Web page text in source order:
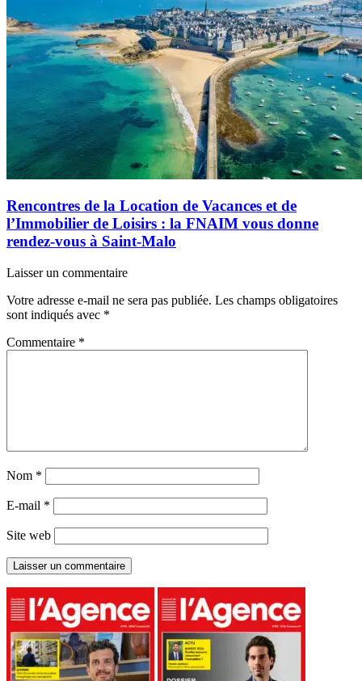
Rencontres de la Location de Vacances et de
l’Immobilier de Loisirs : la FNAIM vous donne
rendez-vous à Saint-Malo
Laisser un commentaire
Votre adresse e-mail ne sera pas publiée. Les champs obligatoires
sont indiqués avec *
Commentaire *
Nom *
E-mail *
Site web